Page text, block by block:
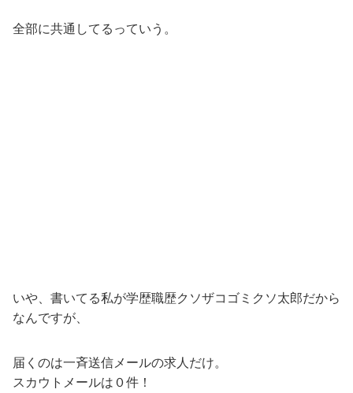
全部に共通してるっていう。
いや、書いてる私が学歴職歴クソザコゴミクソ太郎だから
なんですが、
届くのは一斉送信メールの求人だけ。
スカウトメールは０件！